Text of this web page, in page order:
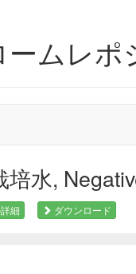
ムレポ
水,
細 ダウンロード